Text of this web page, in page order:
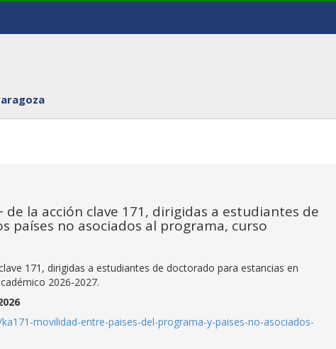
de la acción clave 171, dirigidas a estudiantes de
países no asociados al programa, curso
171, dirigidas a estudiantes de doctorado para estancias en
2026-2027.
movilidad-entre-paises-del-programa-y-paises-no-asociados-